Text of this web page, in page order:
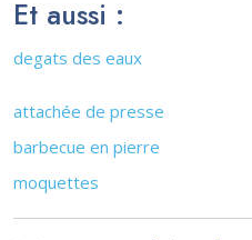
Et aussi :
degats des eaux
attachée de presse
barbecue en pierre
moquettes